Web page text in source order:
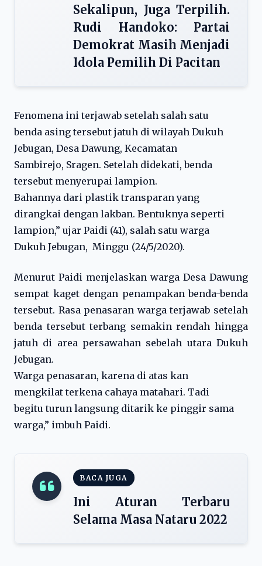
Sekalipun, Juga Terpilih.
Rudi Handoko: Partai
Demokrat Masih Menjadi
Idola Pemilih Di Pacitan
Fenomena ini terjawab setelah salah satu
benda asing tersebut jatuh di wilayah Dukuh
Jebugan, Desa Dawung, Kecamatan
Sambirejo, Sragen. Setelah didekati, benda
tersebut menyerupai lampion.
Bahannya dari plastik transparan yang
dirangkai dengan lakban. Bentuknya seperti
lampion,” ujar Paidi (41), salah satu warga
Dukuh Jebugan, Minggu (24/5/2020).
Menurut Paidi menjelaskan warga Desa Dawung
sempat kaget dengan penampakan benda-benda
tersebut. Rasa penasaran warga terjawab setelah
benda tersebut terbang semakin rendah hingga
jatuh di area persawahan sebelah utara Dukuh
Jebugan.
Warga penasaran, karena di atas kan
mengkilat terkena cahaya matahari. Tadi
begitu turun langsung ditarik ke pinggir sama
warga,” imbuh Paidi.
BACA JUGA
Ini Aturan Terbaru
Selama Masa Nataru 2022